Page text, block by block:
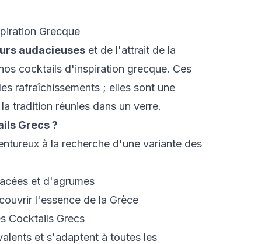
Grecque
audacieuses et de l'attrait de la
cocktails d'inspiration grecque. Ces
rafraîchissements ; elles sont une
tradition réunies dans un verre.
Grecs ?
à la recherche d'une variante des
et d'agrumes
l'essence de la Grèce
Cocktails Grecs
et s'adaptent à toutes les